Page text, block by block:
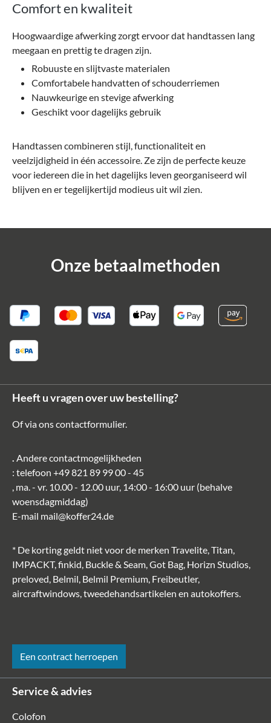
Comfort en kwaliteit
Hoogwaardige afwerking zorgt ervoor dat handtassen lang
meegaan en prettig te dragen zijn.
Robuuste en slijtvaste materialen
Comfortabele handvatten of schouderriemen
Nauwkeurige en stevige afwerking
Geschikt voor dagelijks gebruik
Handtassen combineren stijl, functionaliteit en
veelzijdigheid in één accessoire. Ze zijn de perfecte keuze
voor iedereen die in het dagelijks leven georganiseerd wil
blijven en er tegelijkertijd modieus uit wil zien.
Onze betaalmethoden
Heeft u vragen over uw bestelling?
Of via onscontactformulier.
. Andere contactmogelijkheden
: telefoon +49 821 89 99 00 - 45
, ma. - vr. 10.00 - 12.00 uur, 14:00 - 16:00 uur (behalve
woensdagmiddag)
E-mail mail@koffer24.de
* De korting geldt niet voor de merken Travelite, Titan,
IMPACKT, finkid, Buckle & Seam, Got Bag, Horizn Studios,
preloved, Belmil, Belmil Premium, Freibeutler,
aircraftwindows, tweedehandsartikelen en autokoffers.
Een contract herroepen
Service & advies
Colofon